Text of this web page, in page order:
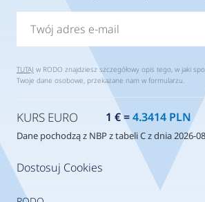
Dostosuj Cookies
TUTAJ w RODO znajdziesz szczegółowy opis tego, w jaki
Twoje dane osobowe, przekazane nam w formularzu.
KURS EURO 1 € =4.3414 PLN
Dane pochodzą z NBP z tabeli C z dnia 2026-